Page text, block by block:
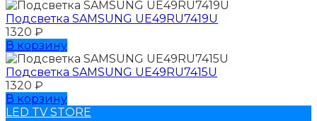
Подсветка SAMSUNG UЕ49RU7419U
1320 ₽
В корзину
Подсветка SAMSUNG UЕ49RU7415U
1320 ₽
В корзину
LED TV STORE